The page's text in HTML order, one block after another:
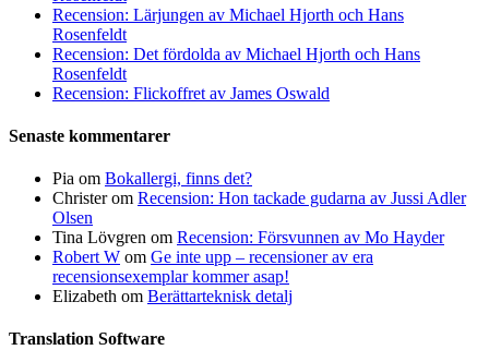
Recension: Lärjungen av Michael Hjorth och Hans
Rosenfeldt
Recension: Det fördolda av Michael Hjorth och Hans
Rosenfeldt
Recension: Flickoffret av James Oswald
Senaste kommentarer
Pia om Bokallergi, finns det?
Christerom Recension: Hon tackade gudarna av Jussi Adler
Olsen
Tina Lövgren om Recension: Försvunnen av Mo Hayder
Robert W om Ge inte upp – recensioner av era
recensionsexemplar kommer asap!
Elizabeth om Berättarteknisk detalj
Translation Software